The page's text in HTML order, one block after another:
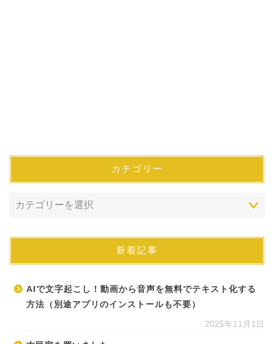
カテゴリー
新着記事
AIで文字起こし！動画から音声を無料でテキスト化する
方法（別途アプリのインストールも不要）
2025年11月1日